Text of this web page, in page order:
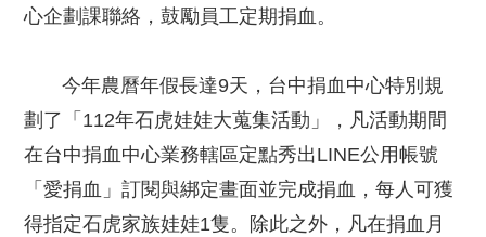
心企劃課聯絡，鼓勵員工定期捐血。
今年農曆年假長達9天，台中捐血中心特別規
劃了「112年石虎娃娃大蒐集活動」，凡活動期間
在台中捐血中心業務轄區定點秀出LINE公用帳號
「愛捐血」訂閱與綁定畫面並完成捐血，每人可獲
得指定石虎家族娃娃1隻。除此之外，凡在捐血月